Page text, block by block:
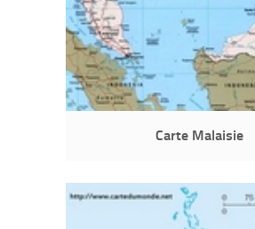
Carte Malaisie